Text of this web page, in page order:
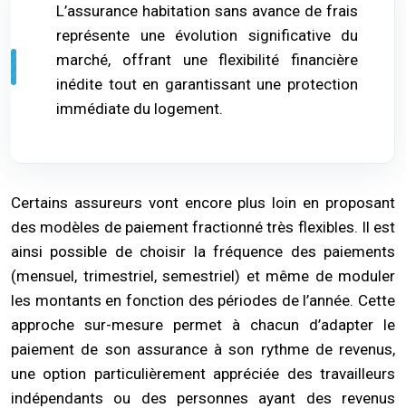
L’assurance habitation sans avance de frais
représente une évolution significative du
marché, offrant une flexibilité financière
inédite tout en garantissant une protection
immédiate du logement.
Certains assureurs vont encore plus loin en proposant
des modèles de paiement fractionné très flexibles. Il est
ainsi possible de choisir la fréquence des paiements
(mensuel, trimestriel, semestriel) et même de moduler
les montants en fonction des périodes de l’année. Cette
approche sur-mesure permet à chacun d’adapter le
paiement de son assurance à son rythme de revenus,
une option particulièrement appréciée des travailleurs
indépendants ou des personnes ayant des revenus